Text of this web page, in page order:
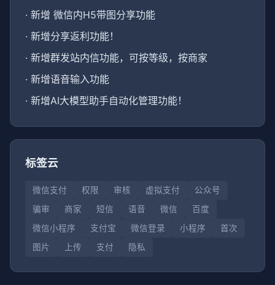
· 新增 微信内H5带图分享功能
· 新增分享返利功能！
· 新增群发站内信功能，可按等级，按商家
· 新增语音输入功能
· 新增AI大模型助手自动化管理功能！
标签云
微信支付 权限 审核 虚拟支付
公众号
骗审
商家 短信 语音 微信
百度
微信小程序
支付宝 微信登录 小程序
首次
图片
上传 支付 隐私